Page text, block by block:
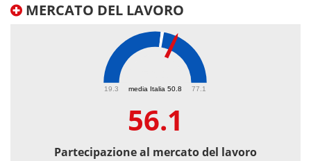
MERCATO DEL LAVORO
media Italia 50.8
19.3 77.1
56.1
Partecipazione al mercato del lavoro